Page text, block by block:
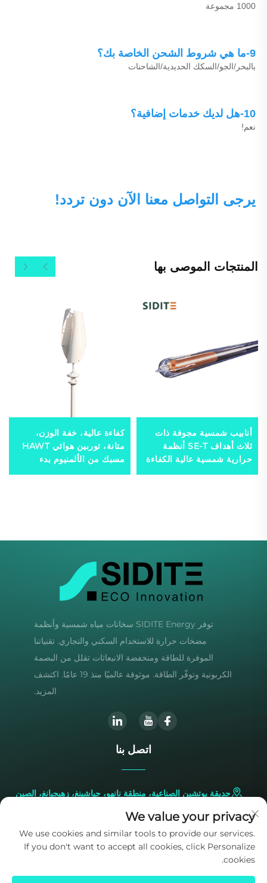
1000 مجموعة
9-ما هي شروط الشحن الخاصة بك؟
بالبحر/الجو/السكك الحديدية/الشاحنات
10-هل لديك خدمات إضافية؟
نعم!
يرجى التواصل معنا الآن دون تردد!
المنتجات الموصى بها
أنابيب شمسية مجوفة ذات
ثلاث أهداف SE-T أنظمة
حرارية شمسية عالية الكفاءة
لتسخين المياه تحتوي على
كفاءة عالية، خفة الوزن،
متانة، توربين هوائي HAWT
مسبك من الألمنيوم بدء
التشغيل برياح منخفضة
توفر SIDITE Energy سخانات مياه شمسية وأنظمة
مضخات حرارة للاستخدام السكني والتجاري. تقنياتنا
الموفرة للطاقة ومنخفضة الانبعاثات تقلل من البصمة
الكربونية وتوفّر الطاقة. موثوقة عالميًا منذ 19 عامًا. اكتشف
المزيد.
اتصل بنا
حديقة يوتشين الصناعية، منطقة نانهو، جياشينغ، زهيجيانغ، الصين
+86-573-83224422
[email protected]
We value your privacy
We use cookies and similar tools to provide our services.
If you don't want to accept all cookies, click Personalize
cookies.